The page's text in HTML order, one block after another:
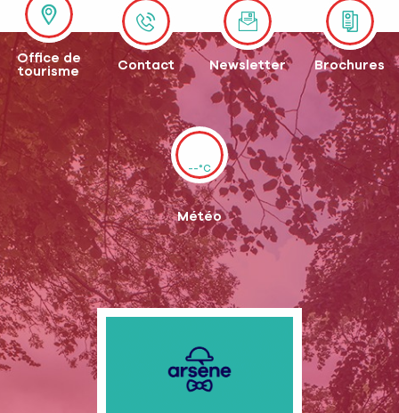
Office de
tourisme
Contact Newsletter Brochures
--°C
Météo